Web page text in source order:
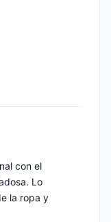
con el
Lo
la ropa y